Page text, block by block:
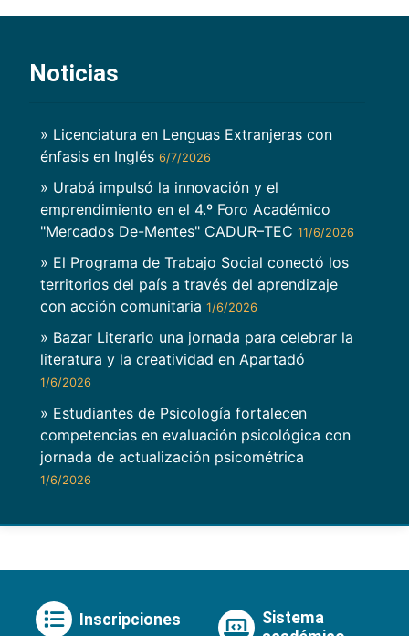
Noticias
» Licenciatura en Lenguas Extranjeras con
énfasis en Inglés 6/7/2026
» Urabá impulsó la innovación y el
emprendimiento en el 4.º Foro Académico
"Mercados De-Mentes" CADUR–TEC 11/6/2026
» El Programa de Trabajo Social conectó los
territorios del país a través del aprendizaje
con acción comunitaria 1/6/2026
» Bazar Literario una jornada para celebrar la
literatura y la creatividad en Apartadó
1/6/2026
» Estudiantes de Psicología fortalecen
competencias en evaluación psicológica con
jornada de actualización psicométrica
1/6/2026
Inscripciones
Sistema